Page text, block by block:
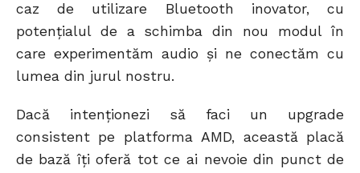
caz de utilizare Bluetooth inovator, cu
potențialul de a schimba din nou modul în
care experimentăm audio și ne conectăm cu
lumea din jurul nostru.
Dacă intenționezi să faci un upgrade
consistent pe platforma AMD, această placă
de bază îți oferă tot ce ai nevoie din punct de